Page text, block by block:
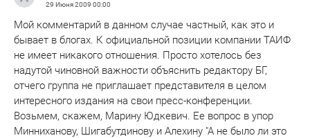
29 Июня 2009 00:00
Мой комментарий в данном случае частный, как это и
бывает в блогах. К официальной позиции компании ТАИФ
не имеет никакого отношения. Просто хотелось без
надутой чиновной важности объяснить редактору БГ,
отчего группа не приглашает представителя в целом
интересного издания на свои пресс-конференции.
Возьмем, скажем, Марину Юдкевич. Ее вопрос в упор
Минниханову, Шигабутдинову и Алехину "А не было ли это